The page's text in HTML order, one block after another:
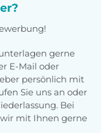
gerne
E-Mail oder
persönlich mit
Sie uns an oder
Bei
wir mit Ihnen gerne